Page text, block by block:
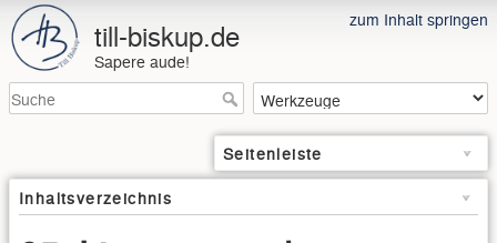
zum Inhalt springen
till-biskup.de
Sapere aude!
Seitenleiste
Inhaltsverzeichnis